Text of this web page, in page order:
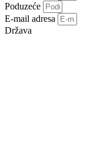
Poduzeće
E-mail adresa
Država